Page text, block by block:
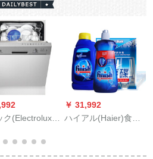
ク(Electrolux)
ラム温度調節
5201 LOX除
￥ 31,992
ハイアル(Haier)食器
します。漂洗剤1+漂